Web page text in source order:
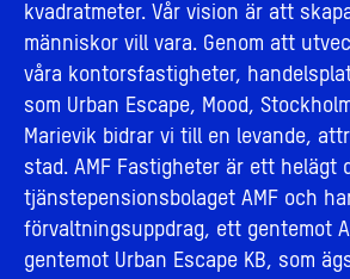
kvadratmeter. Vår vision är att
människor vill vara. Genom att
våra kontorsfastigheter,
som Urban Escape, Mood,
Marievik bidrar vi till en levande,
stad. AMF Fastigheter är ett helägt
tjänstepensionsbolaget AMF och
förvaltningsuppdrag, ett gentemot
gentemot Urban Escape KB, som